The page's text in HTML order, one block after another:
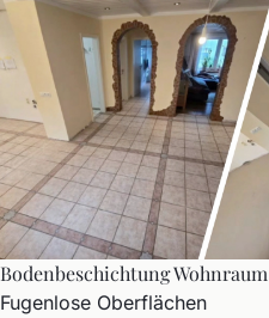
Bodenbeschichtung Wohnraum
Fugenlose Oberflächen